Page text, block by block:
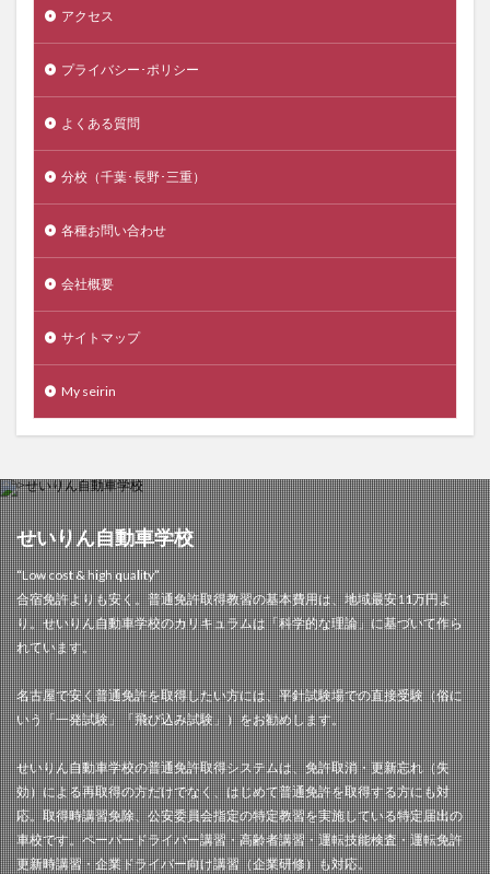
アクセス
プライバシー･ポリシー
よくある質問
分校（千葉･長野･三重）
各種お問い合わせ
会社概要
サイトマップ
My seirin
せいりん自動車学校
“Low cost & high quality”
合宿免許よりも安く。普通免許取得教習の基本費用は、地域最安11万円よ
り。せいりん自動車学校のカリキュラムは「科学的な理論」に基づいて作ら
れています。
名古屋で安く普通免許を取得したい方には、平針試験場での直接受験（俗に
いう「一発試験」「飛び込み試験」）をお勧めします。
せいりん自動車学校の普通免許取得システムは、免許取消・更新忘れ（失
効）による再取得の方だけでなく、はじめて普通免許を取得する方にも対
応。取得時講習免除、公安委員会指定の特定教習を実施している特定届出の
車校です。ペーパードライバー講習・高齢者講習・運転技能検査・運転免許
更新時講習・企業ドライバー向け講習（企業研修）も対応。